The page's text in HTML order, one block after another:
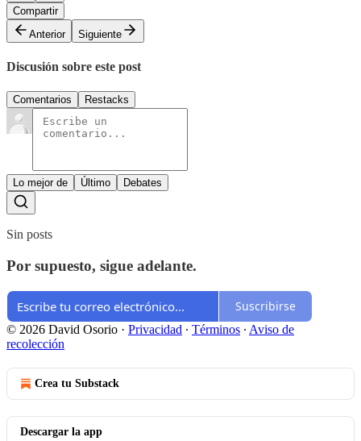
Compartir
Anterior
Siguiente
Discusión sobre este post
Comentarios Restacks
Lo mejor de Último Debates
Sin posts
Por supuesto, sigue adelante.
Suscribirse
© 2026 David Osorio · Privacidad ∙ Términos ∙ Aviso de
recolección
Crea tu Substack
Descargar la app